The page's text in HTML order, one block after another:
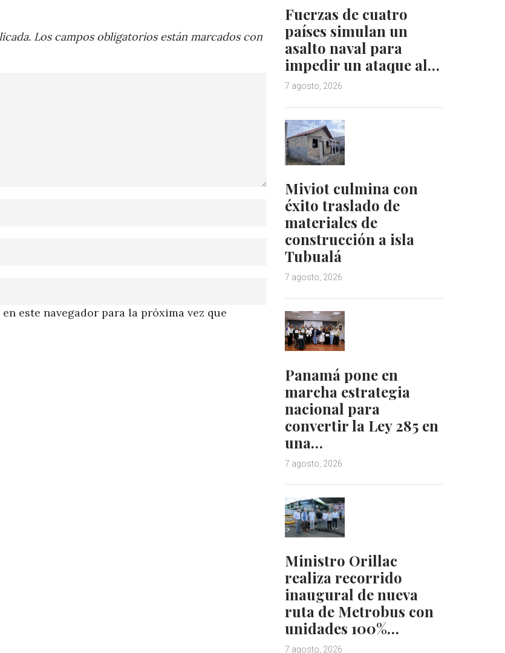
Los campos obligatorios están marcados con
este navegador para la próxima vez que
Fuerzas de cuatro
países simulan un
asalto naval para
impedir un ataque al…
7 agosto, 2026
Miviot culmina con
éxito traslado de
materiales de
construcción a isla
Tubualá
7 agosto, 2026
Panamá pone en
marcha estrategia
nacional para
convertir la Ley 285 en
una…
7 agosto, 2026
Ministro Orillac
realiza recorrido
inaugural de nueva
ruta de Metrobus con
unidades 100%…
7 agosto, 2026